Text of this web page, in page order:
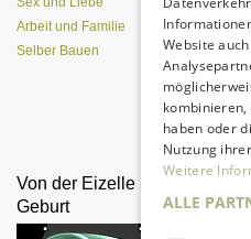
Arbeit und Familie
Selber Bauen
Von der Eizelle bis zur
Geburt
Website
haben oder
Nutzung
Weitere
ALLE